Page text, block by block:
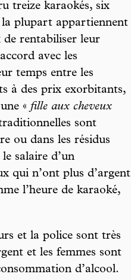
treize karaokés, six
plupart appartiennent
de rentabiliser leur
avec les
temps entre les
à des prix exorbitants,
« fille aux cheveux
sont
ou dans les résidus
salaire d’un
qui n’ont plus d’argent
l’heure de karaoké,
et la police sont très
et les femmes sont
d’alcool.